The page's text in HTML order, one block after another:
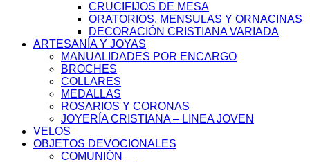
CRUCIFIJOS DE MESA
ORATORIOS, MENSULAS Y ORNACINAS
DECORACIÓN CRISTIANA VARIADA
ARTESANÍA Y JOYAS
MANUALIDADES POR ENCARGO
BROCHES
COLLARES
MEDALLAS
ROSARIOS Y CORONAS
JOYERÍA CRISTIANA – LINEA JOVEN
VELOS
OBJETOS DEVOCIONALES
COMUNIÓN